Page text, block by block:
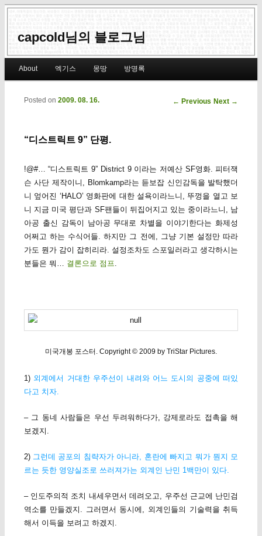
capcold님의 블로그님
Skip to primary content
Skip to secondary content
About 엑기스 몽땅 방명록
Post navigation
← Previous Next →
“디스트릭트 9” 단평.
Posted on 2009. 08. 16.
!@#… “디스트릭트 9” District 9 이라는 저예산 SF영화. 피터잭
슨 사단 제작이니, Blomkamp라는 듣보잡 신인감독을 발탁했더
니 엎어진 ‘HALO’ 영화판에 대한 설욕이라느니, 뚜껑을 열고 보
니 지금 미국 평단과 SF팬들이 뒤집어지고 있는 중이라느니, 남
아공 출신 감독이 남아공 무대로 차별을 이야기한다는 화제성
어쩌고 하는 수식어들. 하지만 그 전에, 그냥 기본 설정만 따라
가도 뭔가 감이 잡히리라. 설정조차도 스포일러라고 생각하시는
분들은 뭐… 결론으로 점프
미국개봉 포스터. Copyright © 2009 by TriStar Pictures.
1) 외계에서 거대한 우주선이 내려와 어느 도시의 공중에 떠있
다고 치자.
– 그 동네 사람들은 우선 두려워하다가, 강제로라도 접촉을 해
보겠지.
2) 그런데 공포의 침략자가 아니라, 혼란에 빠지고 뭐가 뭔지 모
르는 듯한 영양실조로 쓰러져가는 외계인 난민 1백만이 있다.
– 인도주의적 조치 내세우면서 데려오고, 우주선 근교에 난민검
역소를 만들겠지. 그러면서 동시에, 외계인들의 기술력을 취득
해서 이득을 보려고 하겠지.